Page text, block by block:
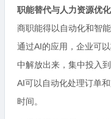
职能替代与人力资源优化
商职能得以自动化和智
通过AI的应用，企业可
中解放出来，集中投入
AI可以自动化处理订单
时间。